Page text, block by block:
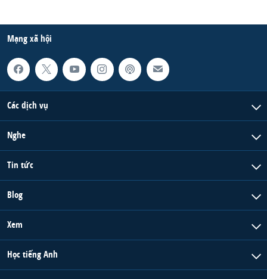
Mạng xã hội
Các dịch vụ
Nghe
Tin tức
Blog
Xem
Học tiếng Anh